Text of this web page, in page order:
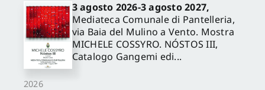
2026
3 agosto 2026-3 agosto 2027,
Mediateca Comunale di Pantelleria,
via Baia del Mulino a Vento. Mostra
MICHELE COSSYRO. NÓSTOS III,
Catalogo Gangemi edi...